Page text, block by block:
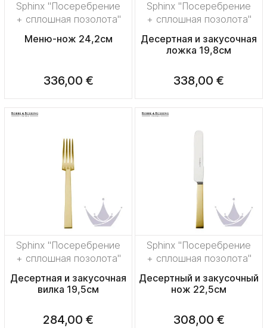
Sphinx "Посеребрение
+ сплошная позолота"
Меню-нож 24,2см
336,00 €
Sphinx "Посеребрение
+ сплошная позолота"
Десертная и закусочная
ложка 19,8см
338,00 €
Sphinx "Посеребрение
+ сплошная позолота"
Десертная и закусочная
вилка 19,5см
284,00 €
Sphinx "Посеребрение
+ сплошная позолота"
Десертный и закусочный
нож 22,5см
308,00 €